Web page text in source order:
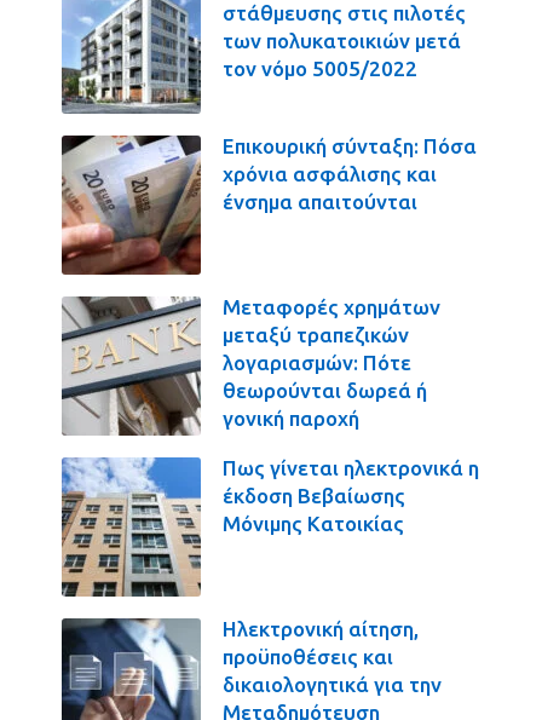
στάθμευσης στις πιλοτές
των πολυκατοικιών μετά
τον νόμο 5005/2022
Επικουρική σύνταξη: Πόσα
χρόνια ασφάλισης και
ένσημα απαιτούνται
Μεταφορές χρημάτων
μεταξύ τραπεζικών
λογαριασμών: Πότε
θεωρούνται δωρεά ή
γονική παροχή
Πως γίνεται ηλεκτρονικά η
έκδοση Βεβαίωσης
Μόνιμης Κατοικίας
Ηλεκτρονική αίτηση,
προϋποθέσεις και
δικαιολογητικά για την
Μεταδημότευση